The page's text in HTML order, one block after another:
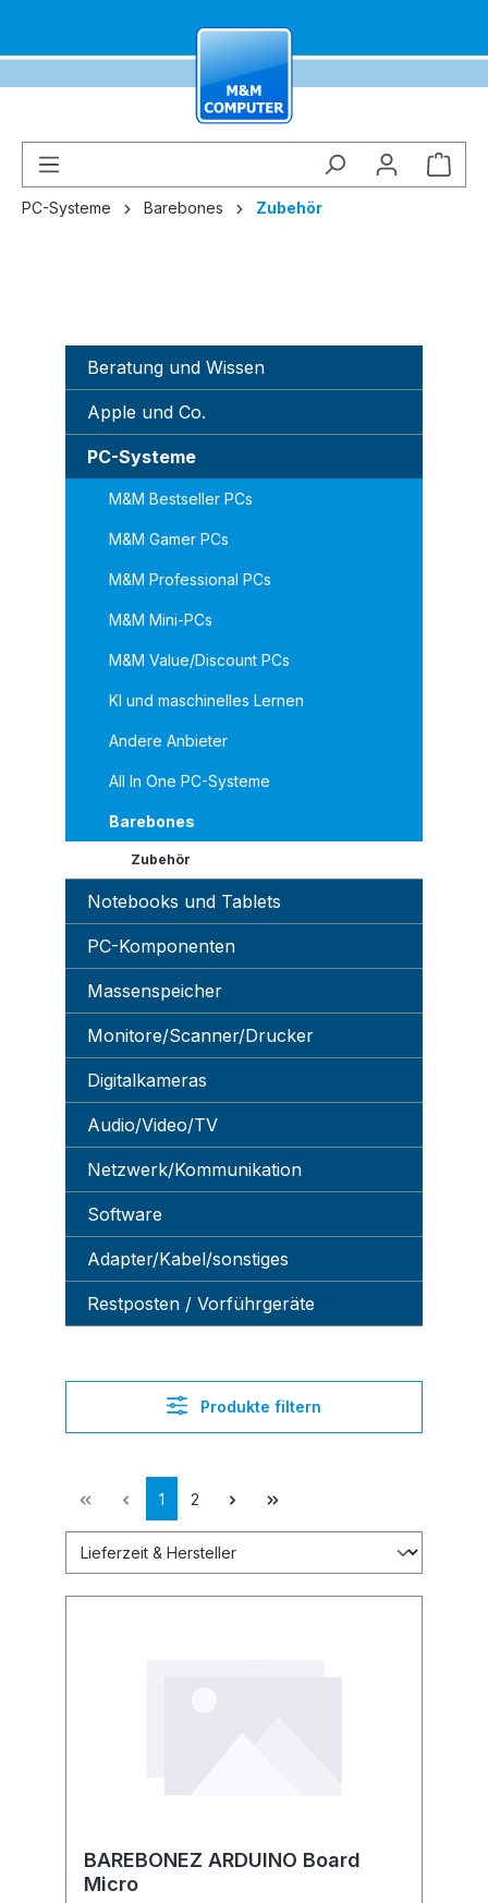
PC-Systeme Barebones Zubehör
Beratung und Wissen
Apple und Co.
PC-Systeme
M&M Bestseller PCs
M&M Gamer PCs
M&M Professional PCs
M&M Mini-PCs
M&M Value/Discount PCs
KI und maschinelles Lernen
Andere Anbieter
All In One PC-Systeme
Barebones
Zubehör
Notebooks und Tablets
PC-Komponenten
Massenspeicher
Monitore/Scanner/Drucker
Digitalkameras
Audio/Video/TV
Netzwerk/Kommunikation
Software
Adapter/Kabel/sonstiges
Restposten / Vorführgeräte
Produkte filtern
1 2
BAREBONEZ ARDUINO Board
Micro